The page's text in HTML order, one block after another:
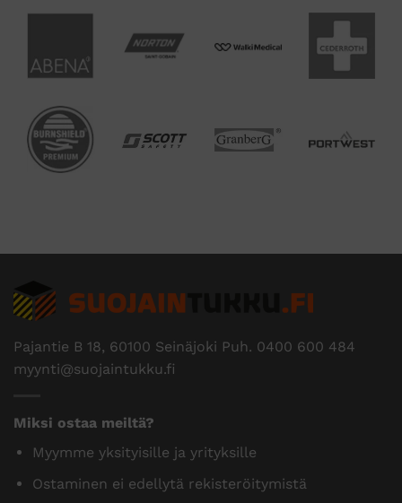
Pajantie B 18, 60100 Seinäjoki Puh. 0400 600 484
myynti@suojaintukku.fi
Miksi ostaa meiltä?
Myymme yksityisille ja yrityksille
Ostaminen ei edellytä rekisteröitymistä